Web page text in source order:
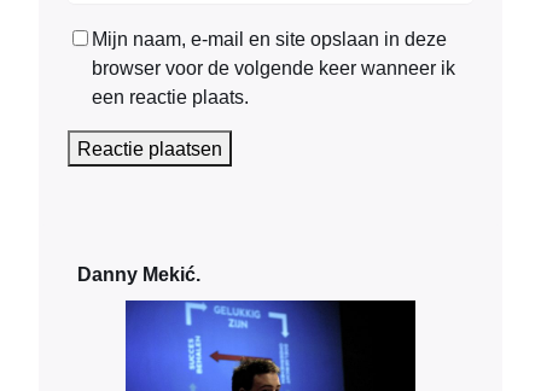
Mijn naam, e-mail en site opslaan in deze
browser voor de volgende keer wanneer ik
een reactie plaats.
Danny Mekić.